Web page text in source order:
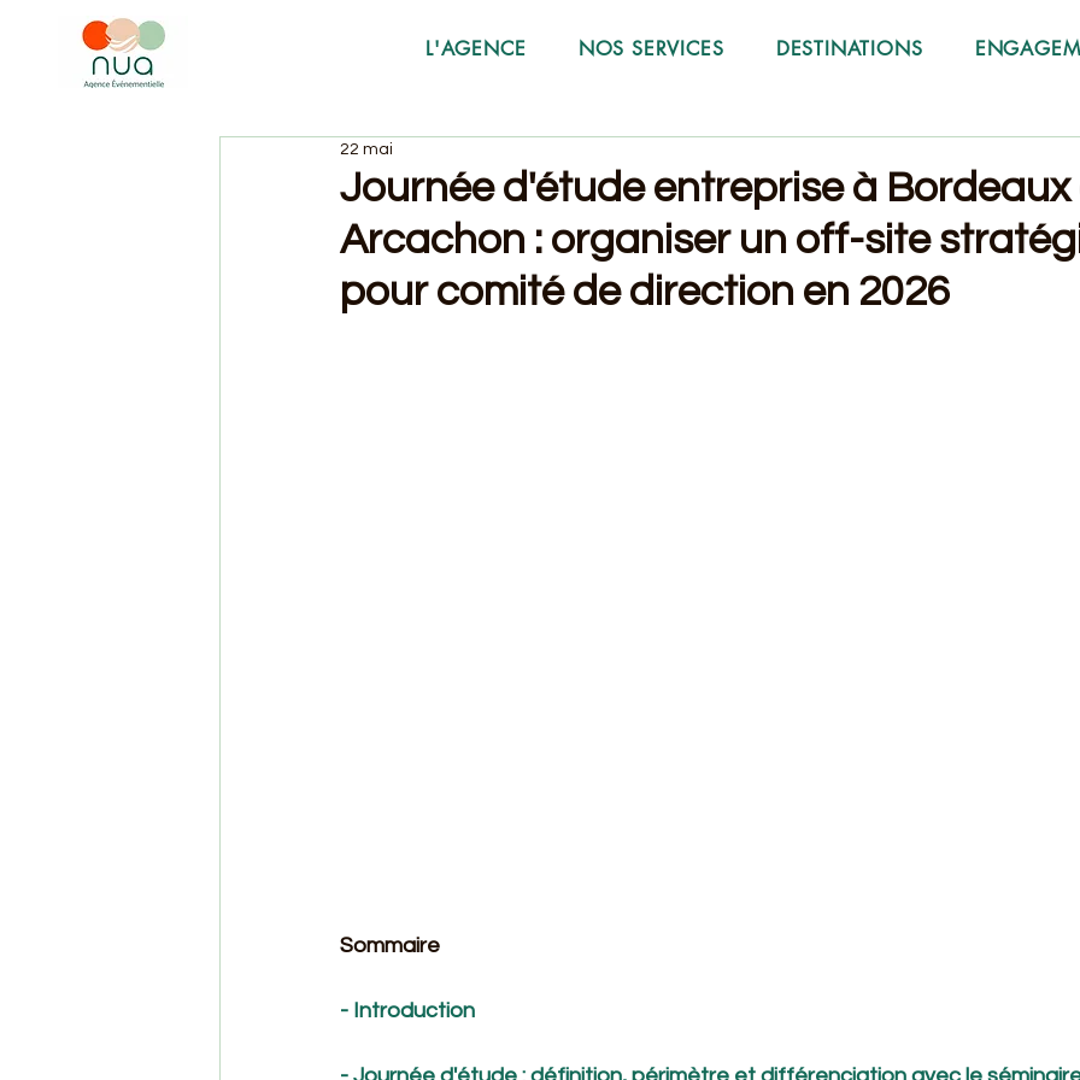
L'AGENCE NOS SERVICES DESTINATIONS
Journée d'étude entreprise à Bordeaux
Arcachon : organiser un off-site
pour comité de direction en 2026
22 mai
Sommaire
- Introduction